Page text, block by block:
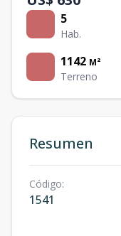
5
Hab.
1142 M²
Terreno
Resumen
Código:
1541